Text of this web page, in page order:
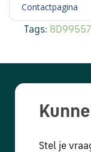
Contactpagina
Tags:
Stel je